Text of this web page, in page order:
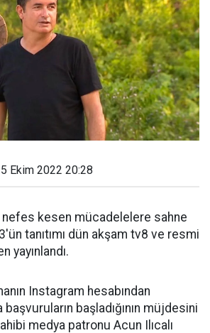
Ekim 2022 20:28
kesen mücadelelere sahne
tanıtımı dün akşam tv8 ve resmi
yayınlandı.
Instagram hesabından
başladığının müjdesini
medya patronu Acun Ilıcalı